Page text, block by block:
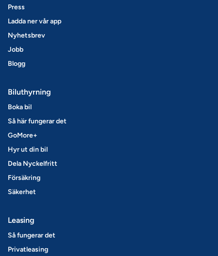
Press
Ladda ner vår app
Nyhetsbrev
Jobb
Blogg
Biluthyrning
Boka bil
Så här fungerar det
GoMore+
Hyr ut din bil
Dela Nyckelfritt
Försäkring
Säkerhet
Leasing
Så fungerar det
Privatleasing